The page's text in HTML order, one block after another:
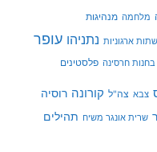
מלחמה מנהיגות
ארגוניות נתניהו עופר
בחנות חרסינה פלסטינים
צבא צה"ל קורונה רוסיה
שרית אונגר משיח תהילים